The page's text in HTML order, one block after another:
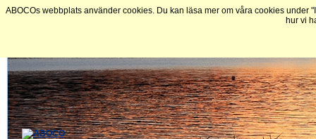
ABOCOs webbplats använder cookies. Du kan läsa mer om våra cookies
hur vi